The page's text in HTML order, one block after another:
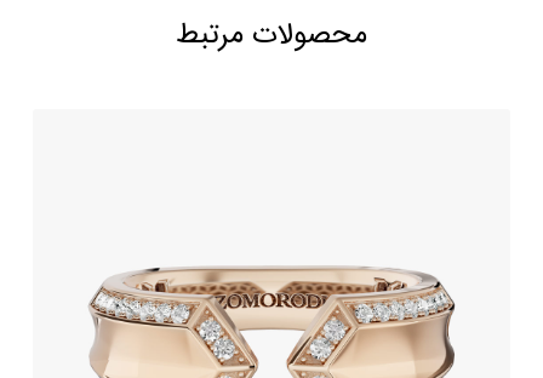
محصولات مرتبط
انگشتر جواهر طرح لیورا (Liora)
278,200,000 تومان